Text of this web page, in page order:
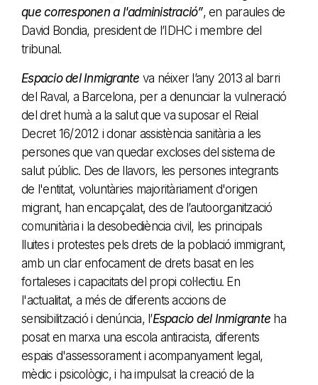
que corresponen a l'administració”, en paraules de
David Bondia, president de l’IDHC i membre del
tribunal.
Espacio del Inmigrante va néixer l’any 2013 al barri
del Raval, a Barcelona, per a denunciar la vulneració
del dret humà a la salut que va suposar el Reial
Decret 16/2012 i donar assistència sanitària a les
persones que van quedar excloses del sistema de
salut públic. Des de llavors, les persones integrants
de l'entitat, voluntàries majoritàriament d'origen
migrant, han encapçalat, des de l’autoorganització
comunitària i la desobediència civil, les principals
lluites i protestes pels drets de la població immigrant,
amb un clar enfocament de drets basat en les
fortaleses i capacitats del propi col·lectiu. En
l'actualitat, a més de diferents accions de
sensibilització i denúncia, l’Espacio del Inmigrante ha
posat en marxa una escola antiracista, diferents
espais d'assessorament i acompanyament legal,
mèdic i psicològic, i ha impulsat la creació de la